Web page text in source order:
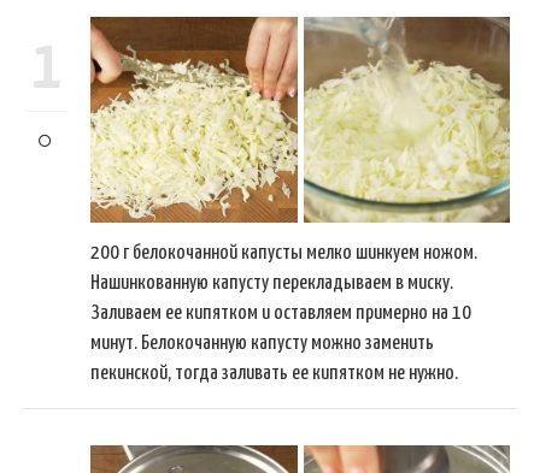
1
200 г белокочанной капусты мелко шинкуем ножом.
Нашинкованную капусту перекладываем в миску.
Заливаем ее кипятком и оставляем примерно на 10
минут. Белокочанную капусту можно заменить
пекинской, тогда заливать ее кипятком не нужно.